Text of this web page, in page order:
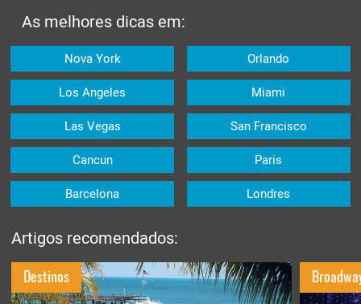
As melhores dicas em:
Nova York Orlando
Los Angeles Miami
Las Vegas San Francisco
Cancun Paris
Barcelona Londres
Artigos recomendados:
Destinos